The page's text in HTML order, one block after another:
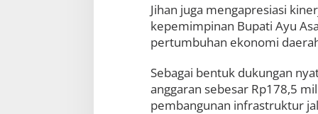
Jihan juga mengapresiasi
kepemimpinan Bupati Ayu
pertumbuhan ekonomi
Sebagai bentuk dukungan
anggaran sebesar Rp178,5
pembangunan infrastruktur